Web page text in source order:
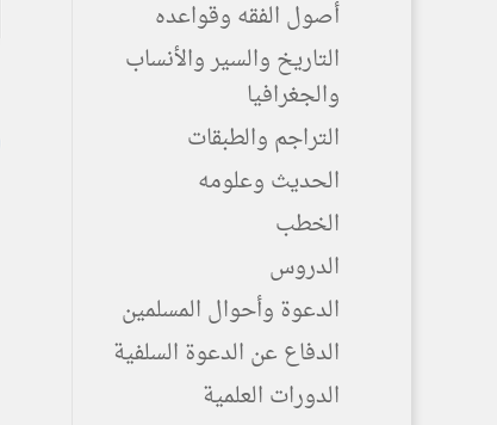
أصول الفقه وقواعده
التاريخ والسير والأنساب
والجغرافيا
التراجم والطبقات
الحديث وعلومه
الخطب
الدروس
الدعوة وأحوال المسلمين
الدفاع عن الدعوة السلفية
الدورات العلمية